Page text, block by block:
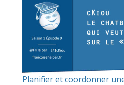
Planifier et coordonner